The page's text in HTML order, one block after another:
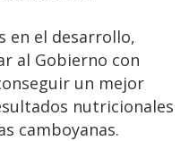
en el desarrollo,
al Gobierno con
un mejor
nutricionales
camboyanas.